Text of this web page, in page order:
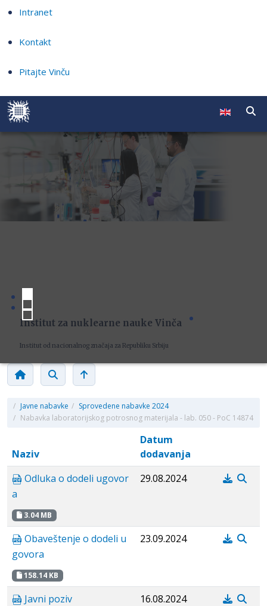
Intranet
Kontakt
Pitajte Vinču
Institut za nuklearne nauke Vinča
Institut od nacionalnog značaja za Republiku Srbiju
/ Javne nabavke / Sprovedene nabavke 2024
/ Nabavka laboratorijskog potrosnog materijala - lab. 050 - PoC 14874
Naziv
Datum
dodavanja
Odluka o dodeli ugovor
a
3.04 MB
29.08.2024
Obaveštenje o dodeli u
govora
158.14 KB
23.09.2024
Javni poziv 16.08.2024